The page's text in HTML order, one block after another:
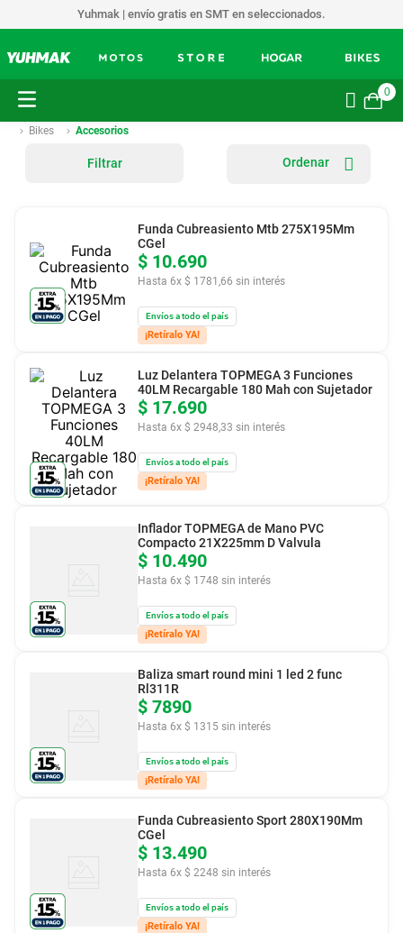
Yuhmak | envío gratis en SMT en seleccionados.
0
Bikes Accesorios
Filtrar
$ 10.690
Hasta 6x $ 1781 ,66 sin interés
Funda Cubreasiento Mtb 275X195Mm
CGel
Envíos a todo el país
¡Retíralo YA!
$ 17.690
Hasta 6x $ 2948,33 sin interés
Luz Delantera TOPMEGA 3 Funciones
40LM Recargable 180 Mah con Sujetador
Envíos a todo el país
¡Retíralo YA!
$ 10.490
Hasta 6x $ 1748 sin interés
Inflador TOPMEGA de Mano PVC
Compacto 21X225mm D Valvula
Envíos a todo el país
¡Retíralo YA!
$ 7890
Hasta 6x $ 1315 sin interés
Baliza smart round mini 1 led 2 func
Rl311R
Envíos a todo el país
¡Retíralo YA!
$ 13.490
Hasta 6x $ 2248 sin interés
Funda Cubreasiento Sport 280X190Mm
CGel
Envíos a todo el país
¡Retíralo YA!